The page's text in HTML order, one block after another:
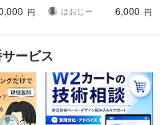
円
はおじー
6,000 円
ービス